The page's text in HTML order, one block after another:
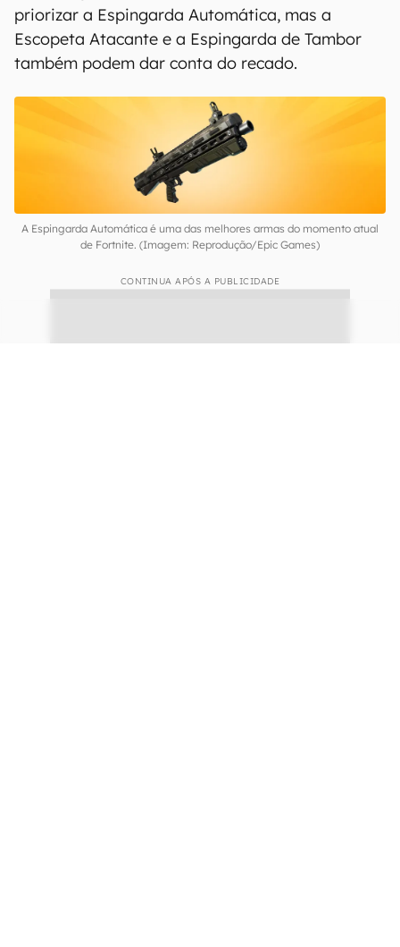
priorizar a Espingarda Automática, mas a
Escopeta Atacante e a Espingarda de Tambor
também podem dar conta do recado.
A Espingarda Automática é uma das melhores armas do momento atual
de Fortnite. (Imagem: Reprodução/Epic Games)
CONTINUA APÓS A PUBLICIDADE